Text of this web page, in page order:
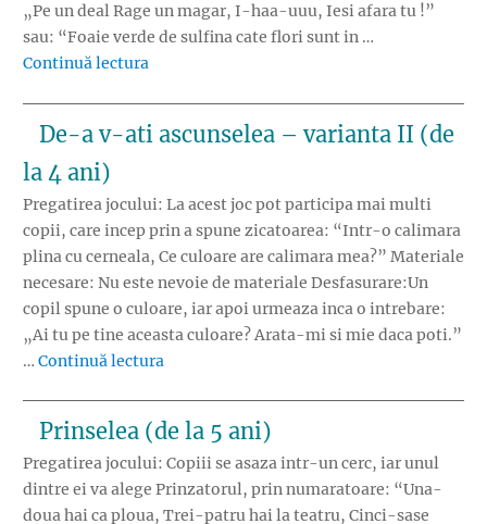
„Pe un deal Rage un magar, I-haa-uuu, Iesi afara tu !”
sau: “Foaie verde de sulfina cate flori sunt in …
Continuă lectura
De-a v-ati ascunselea – varianta II (de
la 4 ani)
Pregatirea jocului: La acest joc pot participa mai multi
copii, care incep prin a spune zicatoarea: “Intr-o calimara
plina cu cerneala, Ce culoare are calimara mea?” Materiale
necesare: Nu este nevoie de materiale Desfasurare:Un
copil spune o culoare, iar apoi urmeaza inca o intrebare:
„Ai tu pe tine aceasta culoare? Arata-mi si mie daca poti.”
… Continuă lectura
Prinselea (de la 5 ani)
Pregatirea jocului: Copiii se asaza intr-un cerc, iar unul
dintre ei va alege Prinzatorul, prin numaratoare: “Una-
doua hai ca ploua, Trei-patru hai la teatru, Cinci-sase